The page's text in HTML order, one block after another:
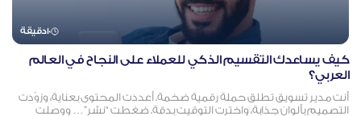
10دقيقة
كيف يساعدك التقسيم الذكي للعملاء على النجاح في العالم
العربي؟
أنت مدير تسويق تطلق حملة رقمية ضخمة. أعددت المحتوى بعناية، وزوّدت
التصميم بألوان جذابة، واخترت التوقيت بدقة. ضغطت “نشر”… ووصلت